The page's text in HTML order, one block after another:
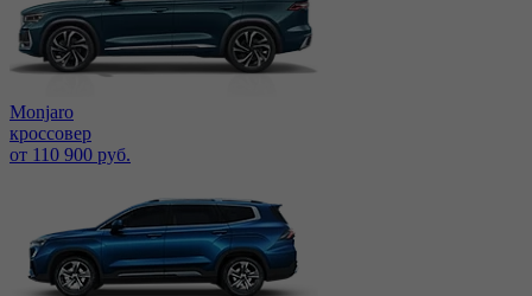
Monjaro
кроссовер
от 110 900 руб.